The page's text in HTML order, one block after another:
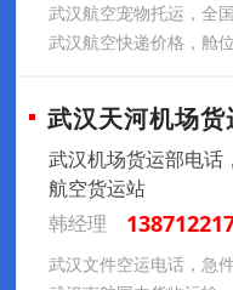
武汉航空宠物托运，全
武汉航空快递价格，舱
武汉天河机场货
武汉机场货运部电话
航空货运站
韩经理
武汉文件空运电话，急